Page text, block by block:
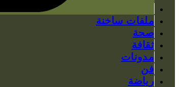
ملفات ساخنة
صحة
ثقافة
مدونات
فن
رياضة